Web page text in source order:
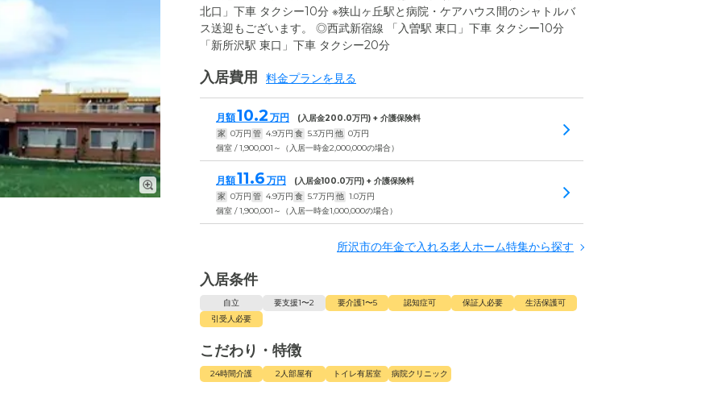
北口」下車 タクシー10分 ※狭山ヶ丘駅と病院・ケアハウス間のシャトルバ
ス送迎もございます。 ◎西武新宿線 「入曽駅 東口」下車 タクシー10分
「新所沢駅 東口」下車 タクシー20分
入居費用 料金プランを見る
月額10.2 万円 (入居金200.0万円) + 介護保険料
家 0万円 管 4.9万円 食 5.3万円 他 0万円
個室 / 1,900,001～（入居一時金2,000,000の場合）
月額11.6 万円 (入居金100.0万円) + 介護保険料
家 0万円 管 4.9万円 食 5.7万円 他 1.0万円
個室 / 1,900,001～（入居一時金1,000,000の場合）
所沢市の年金で入れる老人ホーム特集から探す
入居条件
自立 要支援1〜2 要介護1〜5 認知症可 保証人必要
生活保護可
引受人必要
こだわり・特徴
24時間介護 2人部屋有 トイレ有居室 病院クリニック